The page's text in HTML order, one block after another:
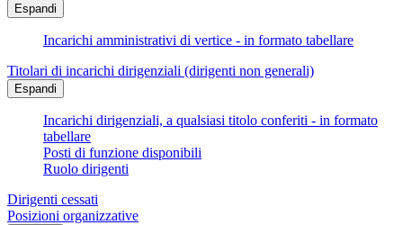
Espandi
Incarichi amministrativi di vertice - in formato tabellare
Titolari di incarichi dirigenziali (dirigenti non generali)
Espandi
Incarichi dirigenziali, a qualsiasi titolo conferiti - in formato
tabellare
Posti di funzione disponibili
Ruolo dirigenti
Dirigenti cessati
Posizioni organizzative